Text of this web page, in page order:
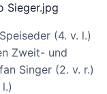
(4. v. l.)
Zweit- und
Singer (2. v. r.)